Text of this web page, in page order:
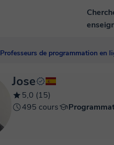
Professeurs de programmation en
Jose
5,0 (15)
495 cours